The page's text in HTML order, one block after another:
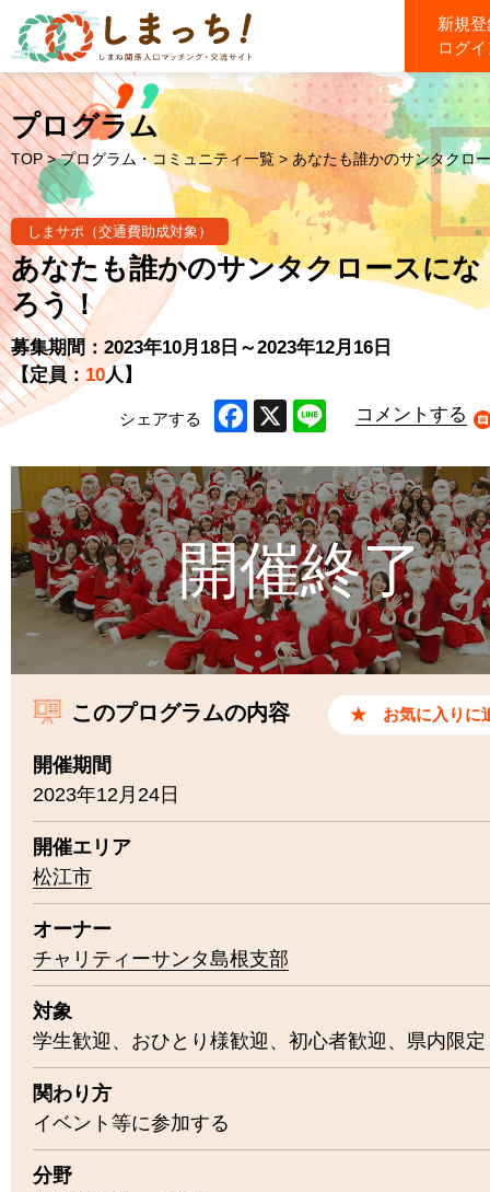
新規
ログ
プログラム
TOP >プログラム・コミュニティ一覧> あなたも誰かのサンタクロ
しまサポ（交通費助成対象）
あなたも誰かのサンタクロースにな
ろう！
募集期間：2023年10月18日～2023年12月16日
【定員： 10人】
シェアする
コメントする
このプログラムの内容
開催期間
2023年12月24日
開催エリア
松江市
オーナー
チャリティーサンタ島根支部
対象
学生歓迎
おひとり様歓迎 初心者歓迎 県内限定
関わり方
イベント等に参加する
分野